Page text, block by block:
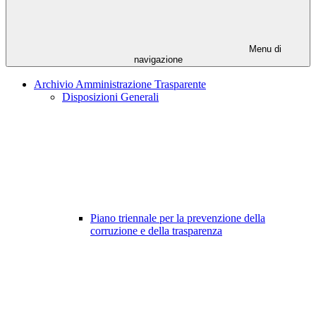
Menu di
navigazione
Archivio Amministrazione Trasparente
Disposizioni Generali
Piano triennale per la prevenzione della
corruzione e della trasparenza